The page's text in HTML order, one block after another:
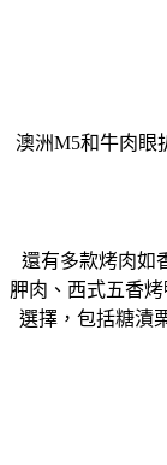
澳洲M5和⽜⾁眼
還有多款烤⾁如
胛⾁、⻄式五香
選擇，包括糖漬